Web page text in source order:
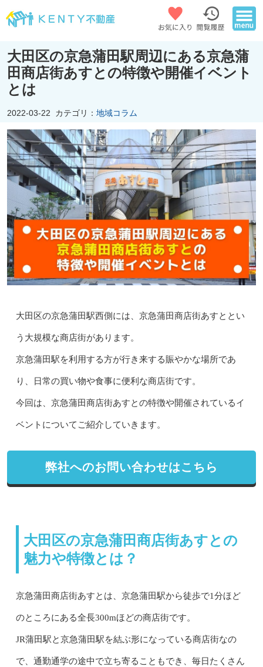
大田区の京急蒲田駅周辺にある京急蒲
田商店街あすとの特徴や開催イベント
とは
2022-03-22 カテゴリ： 地域コラム
大田区の京急蒲田駅西側には、京急蒲田商店街あすととい
う大規模な商店街があります。
京急蒲田駅を利用する方が行き来する賑やかな場所であ
り、日常の買い物や食事に便利な商店街です。
今回は、京急蒲田商店街あすとの特徴や開催されているイ
ベントについてご紹介していきます。
弊社へのお問い合わせはこちら
大田区の京急蒲田商店街あすとの
魅力や特徴とは？
京急蒲田商店街あすとは、京急蒲田駅から徒歩で1分ほど
のところにある全長300mほどの商店街です。
JR蒲田駅と京急蒲田駅を結ぶ形になっている商店街なの
で、通勤通学の途中で立ち寄ることもでき、毎日たくさん